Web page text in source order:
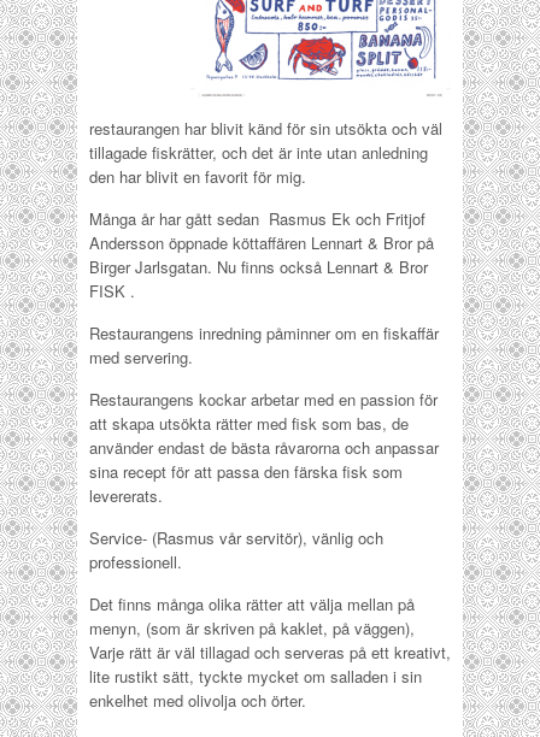
restaurangen har blivit känd för sin utsökta och väl
tillagade fiskrätter, och det är inte utan anledning
den har blivit en favorit för mig.
Många år har gått sedan Rasmus Ek och Fritjof
Andersson öppnade kött­affären Lennart & Bror på
Birger Jarlsgatan. Nu finns också Lennart & Bror
FISK .
Restaurangens inredning påminner om en fiskaffär
med servering.
Restaurangens kockar arbetar med en passion för
att skapa utsökta rätter med fisk som bas, de
använder endast de bästa råvarorna och anpassar
sina recept för att passa den färska fisk som
levererats.
Service- (Rasmus vår servitör), vänlig och
professionell.
Det finns många olika rätter att välja mellan på
menyn, (som är skriven på kaklet, på väggen),
Varje rätt är väl tillagad och serveras på ett kreativt,
lite rustikt sätt, tyckte mycket om salladen i sin
enkelhet med olivolja och örter.